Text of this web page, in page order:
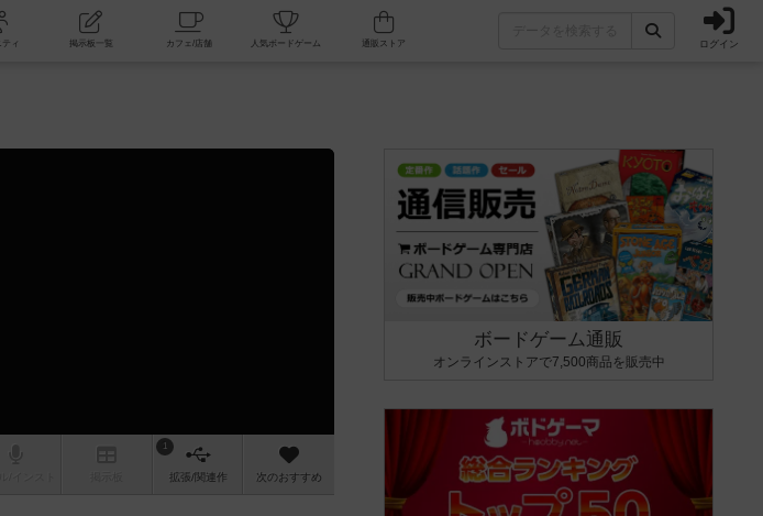
コミュニティ 掲示板一覧 カフェ/店舗 人気ボードゲーム ログイン
1
拡張/関連作 次のおすすめ
ボードゲーム通販
オンラインストアで7,500商品を販売中